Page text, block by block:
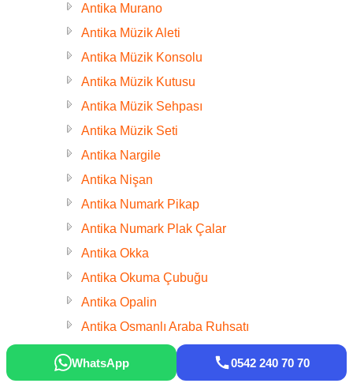
Antika Murano
Antika Müzik Aleti
Antika Müzik Konsolu
Antika Müzik Kutusu
Antika Müzik Sehpası
Antika Müzik Seti
Antika Nargile
Antika Nişan
Antika Numark Pikap
Antika Numark Plak Çalar
Antika Okka
Antika Okuma Çubuğu
Antika Opalin
Antika Osmanlı Araba Ruhsatı
Antika Osmanlı Ateş Kehribar tesbih
Antika Osmanlı Baston
WhatsApp 0542 240 70 70